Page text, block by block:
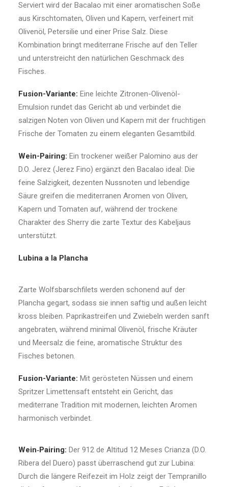
Serviert wird der Bacalao mit einer aromatischen Soße
aus Kirschtomaten, Oliven und Kapern, verfeinert mit
Olivenöl, Petersilie und einer Prise Salz. Diese
Kombination bringt mediterrane Frische auf den Teller
und unterstreicht den natürlichen Geschmack des
Fisches.
Fusion-Variante: Eine leichte Zitronen-Olivenöl-
Emulsion rundet das Gericht ab und verbindet die
salzigen Noten von Oliven und Kapern mit der fruchtigen
Frische der Tomaten zu einem eleganten Gesamtbild.
Wein-Pairing: Ein trockener weißer Palomino aus der
D.O. Jerez (Jerez Fino) ergänzt den Bacalao ideal: Die
feine Salzigkeit, dezenten Nussnoten und lebendige
Säure greifen die mediterranen Aromen von Oliven,
Kapern und Tomaten auf, während der trockene
Charakter des Sherry die zarte Textur des Kabeljaus
unterstützt.
Lubina a la Plancha
Zarte Wolfsbarschfilets werden schonend auf der
Plancha gegart, sodass sie innen saftig und außen leicht
kross bleiben. Paprikastreifen und Zwiebeln werden sanft
angebraten, während minimal Olivenöl, frische Kräuter
und Meersalz die feine, aromatische Struktur des
Fisches betonen.
Fusion-Variante: Mit gerösteten Nüssen und einem
Spritzer Limettensaft entsteht ein Gericht, das
mediterrane Tradition mit modernen, leichten Aromen
harmonisch verbindet.
Wein‑Pairing: Der 912 de Altitud 12 Meses Crianza (D.O.
Ribera del Duero) passt überraschend gut zur Lubina:
Durch die längere Reifezeit im Holz zeigt der Tempranillo